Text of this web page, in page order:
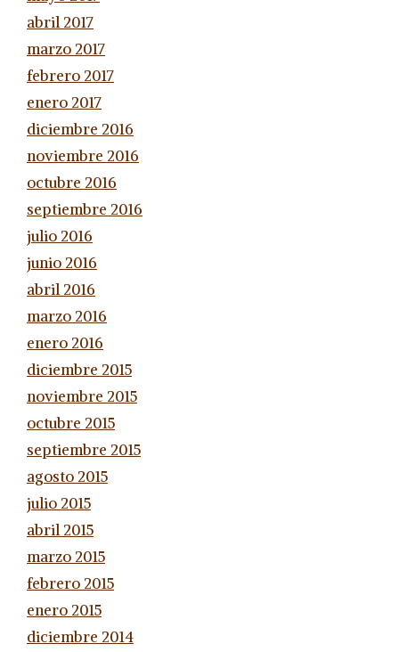
abril 2017
marzo 2017
febrero 2017
enero 2017
diciembre 2016
noviembre 2016
octubre 2016
septiembre 2016
julio 2016
junio 2016
abril 2016
marzo 2016
enero 2016
diciembre 2015
noviembre 2015
octubre 2015
septiembre 2015
agosto 2015
julio 2015
abril 2015
marzo 2015
febrero 2015
enero 2015
diciembre 2014